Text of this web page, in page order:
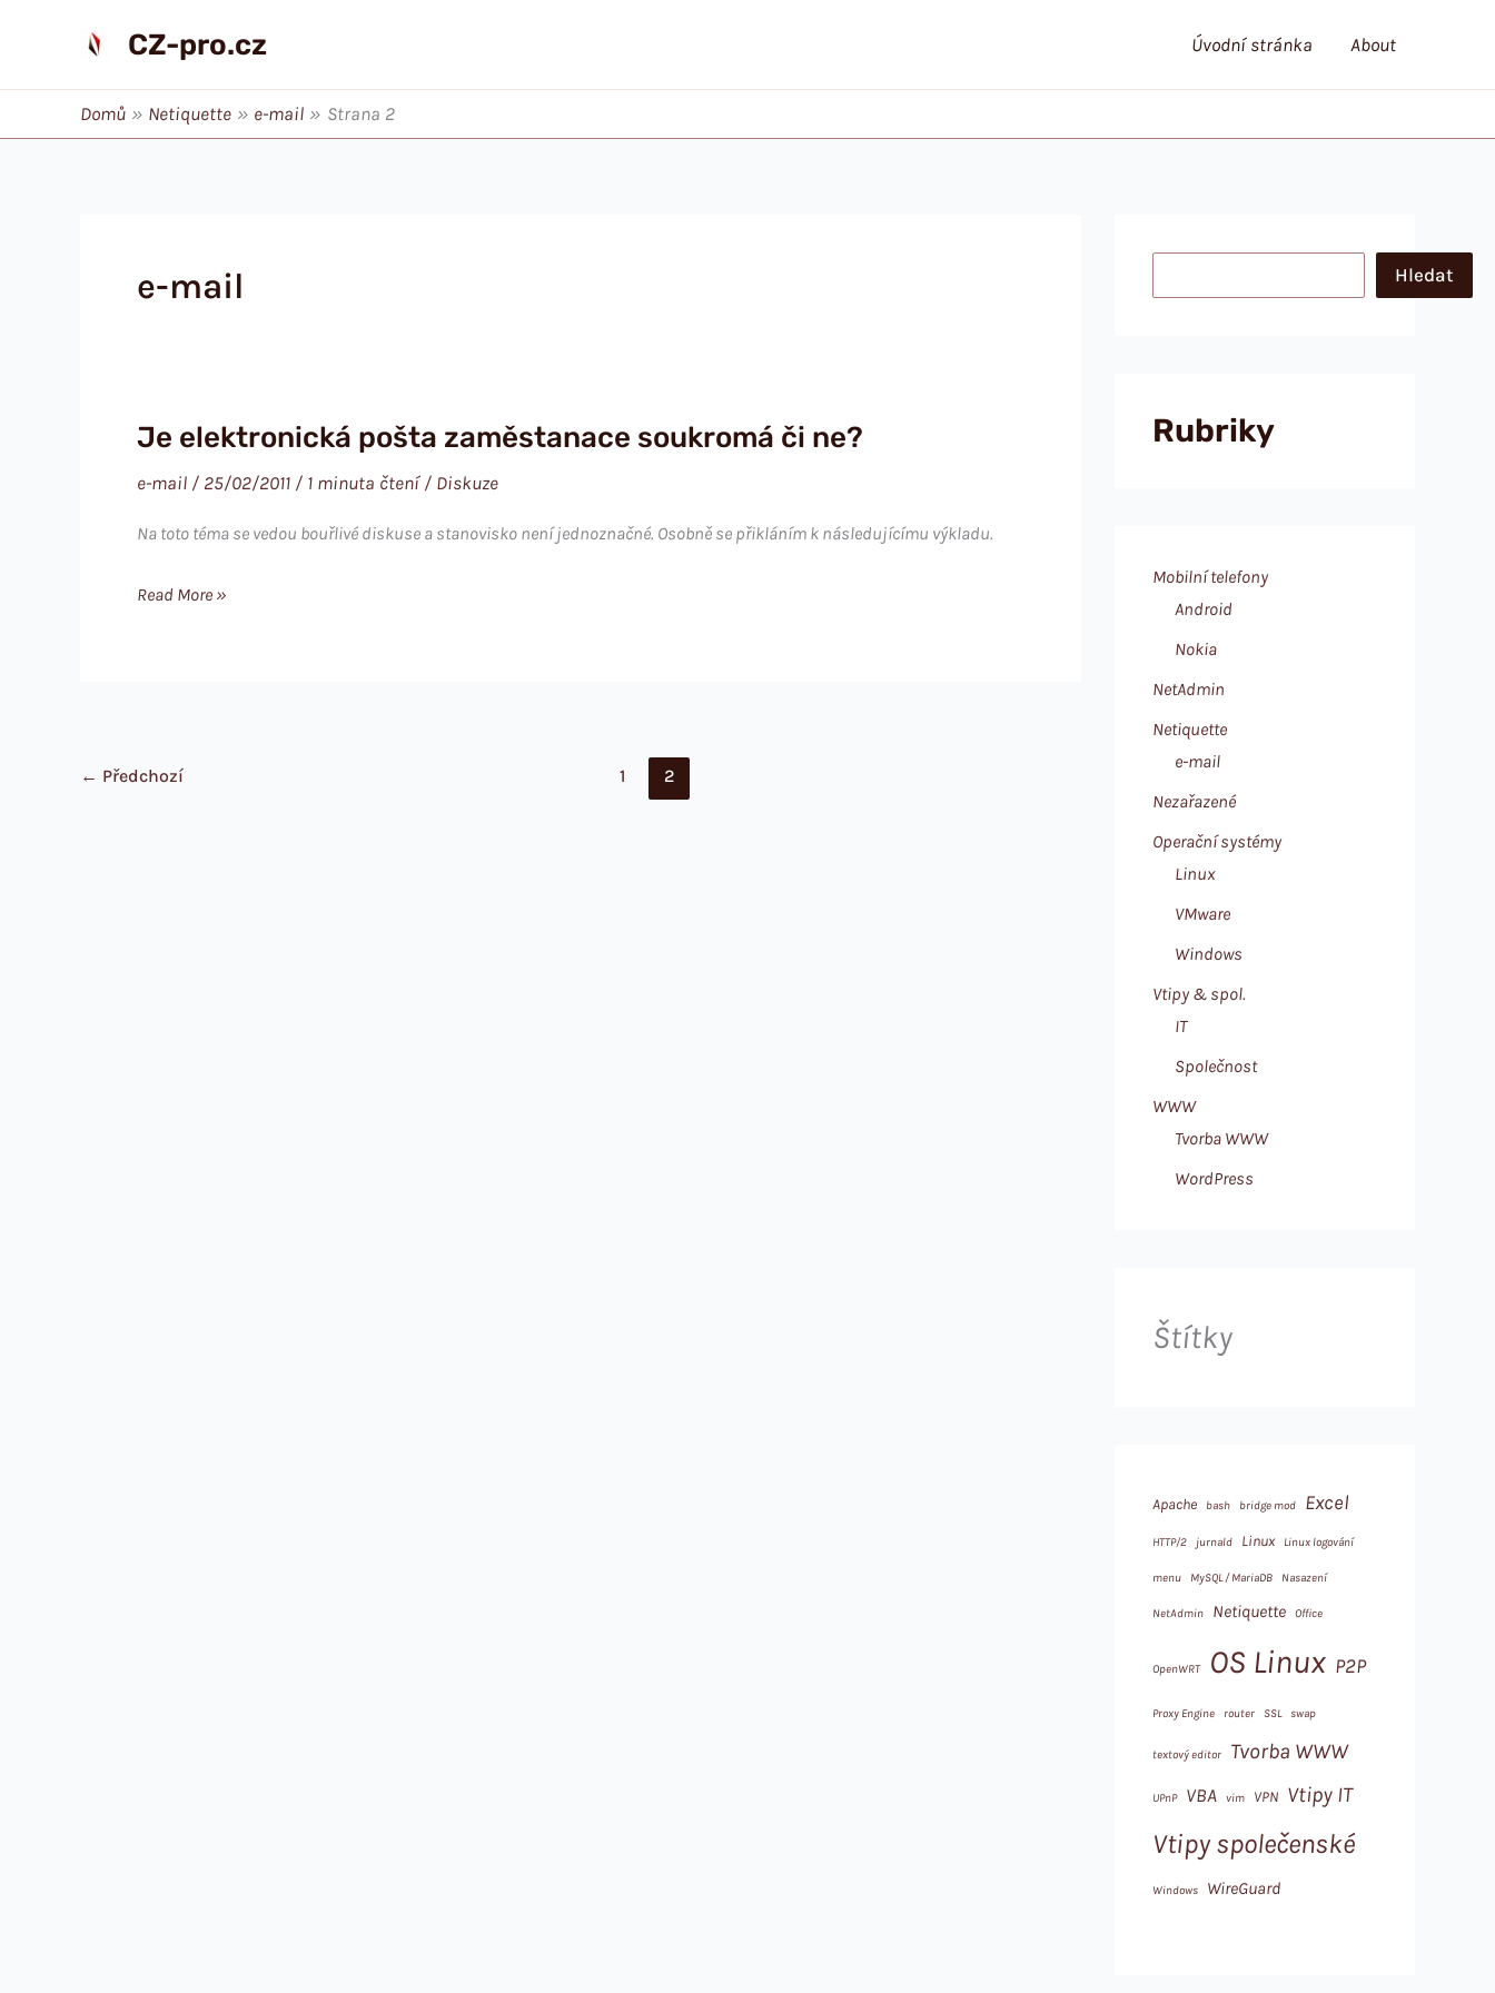
CZ-pro.cz Úvodní stránka About
Domů Netiquette e-mail Strana 2
e-mail
Je elektronická pošta zaměstanace soukromá či ne?
e-mail / 25/02/2011 / 1 minuta čtení/ Diskuze
Na toto téma se vedou bouřlivé diskuse a stanovisko není jednoznačné. Osobně se přikláním k následujícímu výkladu.
Je
ne?
Read More »
← Předchozí 1 2
Hledat
Rubriky
Mobilní telefony
Android
Nokia
NetAdmin
Netiquette
e-mail
Nezařazené
Operační systémy
Linux
VMware
Windows
Vtipy & spol.
IT
Společnost
WWW
Tvorba WWW
WordPress
Štítky
Apache bash bridge mod Excel
HTTP/2 jurnald Linux Linux logování
menu MySQL / MariaDB Nasazení
NetAdmin Netiquette Office
OpenWRT OS Linux P2P
Proxy Engine router SSL swap
textový editor Tvorba WWW
UPnP VBA vim VPN Vtipy IT
Vtipy společenské
Windows WireGuard